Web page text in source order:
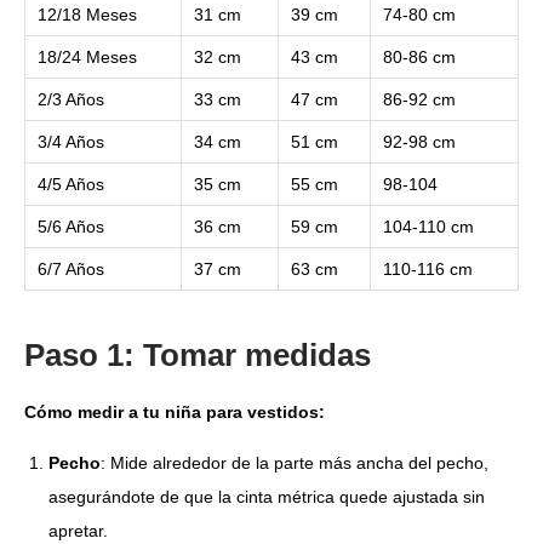
12/18 Meses 31 cm 39 cm 74-80 cm
18/24 Meses 32 cm 43 cm 80-86 cm
2/3 Años 33 cm 47 cm 86-92 cm
3/4 Años 34 cm 51 cm 92-98 cm
4/5 Años 35 cm 55 cm 98-104
5/6 Años 36 cm 59 cm 104-110 cm
6/7 Años 37 cm 63 cm 110-116 cm
Paso 1: Tomar medidas
Cómo medir a tu niña para vestidos:
Pecho: Mide alrededor de la parte más ancha del pecho,
asegurándote de que la cinta métrica quede ajustada sin
apretar.